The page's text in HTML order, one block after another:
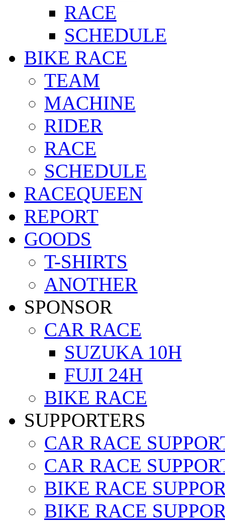
RACE
SCHEDULE
BIKE RACE
TEAM
MACHINE
RIDER
RACE
SCHEDULE
RACEQUEEN
REPORT
GOODS
T-SHIRTS
ANOTHER
SPONSOR
CAR RACE
SUZUKA 10H
FUJI 24H
BIKE RACE
SUPPORTERS
CAR RACE
CAR RACE
BIKE RACE
BIKE RACE